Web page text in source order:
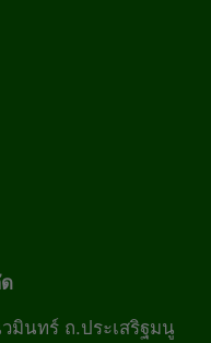
มินทร์ ถ.ประเสริฐมนู